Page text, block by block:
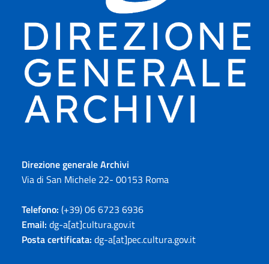
Direzione generale Archivi
Via di San Michele 22- 00153 Roma
Telefono: (+39) 06 6723 6936
Email: dg-a[at]cultura.gov.it
Posta certificata: dg-a[at]pec.cultura.gov.it